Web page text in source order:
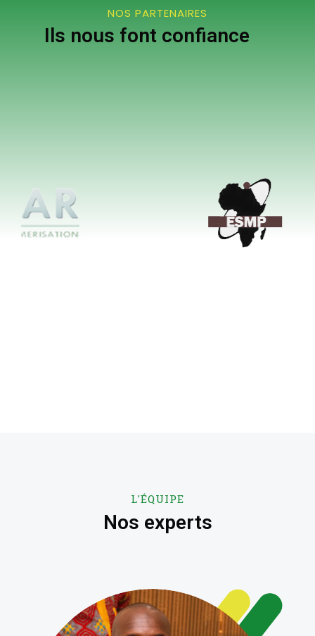
NOS PARTENAIRES
Ils nous font confiance
L'ÉQUIPE
Nos experts